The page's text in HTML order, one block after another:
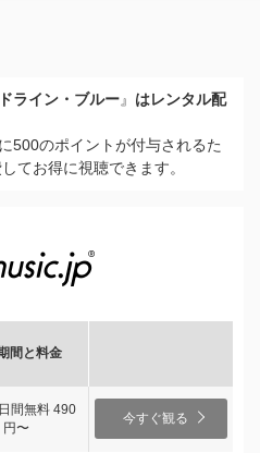
ライン・ブルー』 はレンタル配
500のポイントが付与されるた
てお得に視聴できます。
間と料金
間無料 490
円〜
今すぐ観る